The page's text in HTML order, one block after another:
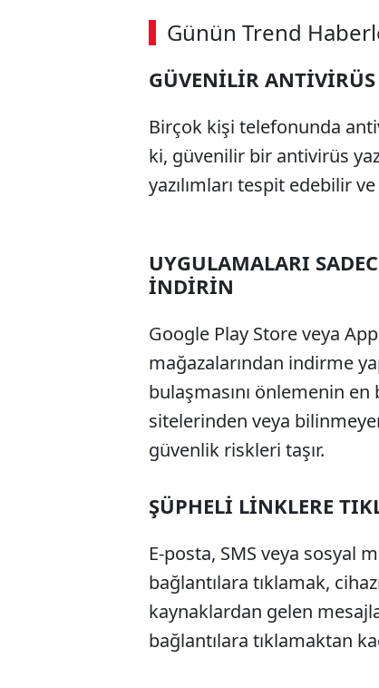
Günün Trend
00:02 / 02:14
GÜVENİLİR
Birçok kişi telefonunda
ki, güvenilir bir antivirüs
yazılımları tespit edebilir
UYGULAMALARI
İNDİRİN
Google Play Store veya
mağazalarından indirme
bulaşmasını önlemenin
sitelerinden veya
güvenlik riskleri taşır.
ŞÜPHELİ LİNKLERE
E-posta, SMS veya sosyal
bağlantılara tıklamak,
kaynaklardan gelen
bağlantılara tıklamaktan